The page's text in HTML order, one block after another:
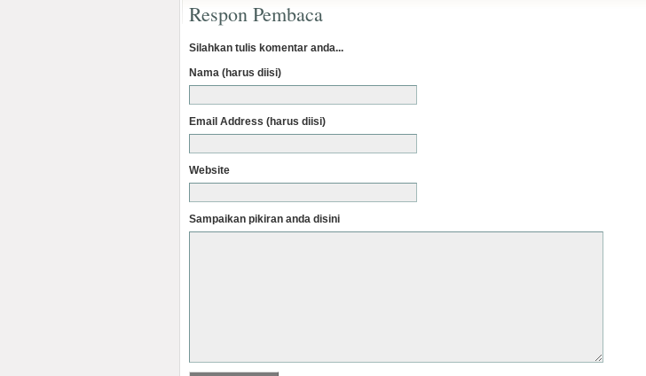
Respon Pembaca
Silahkan tulis komentar anda...
Nama (harus diisi)
Email Address (harus diisi)
Website
Sampaikan pikiran anda disini